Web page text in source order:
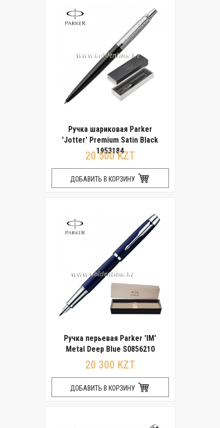
Ручка шариковая Parker
'Jotter' Premium Satin Black
1953184
20 500 KZT
ДОБАВИТЬ В КОРЗИНУ
Ручка перьевая Parker 'IM'
Metal Deep Blue S0856210
20 300 KZT
ДОБАВИТЬ В КОРЗИНУ